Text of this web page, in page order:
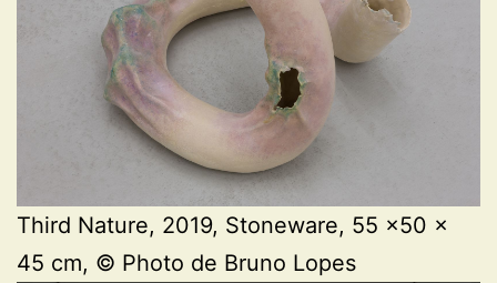
Third Nature, 2019, Stoneware, 55 x50 x
45 cm, © Photo de Bruno Lopes